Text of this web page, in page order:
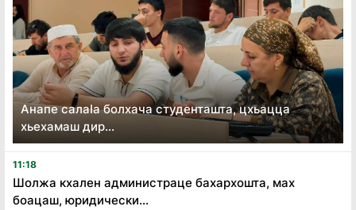
Анапе салаӏа болхача студенташта, цхьацца
хьехамаш дир...
11:18
Шолжа кхален администраце бахархошта, мах
боацаш, юридически...